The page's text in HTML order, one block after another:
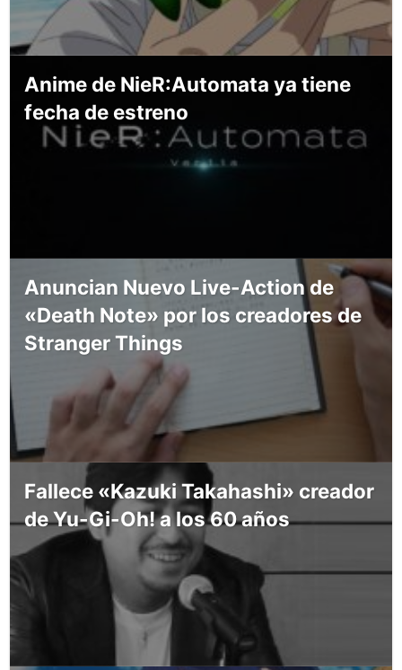
Anime de NieR:Automata ya tiene
fecha de estreno
Anuncian Nuevo Live-Action de
«Death Note» por los creadores de
Stranger Things
Fallece «Kazuki Takahashi» creador
de Yu-Gi-Oh! a los 60 años